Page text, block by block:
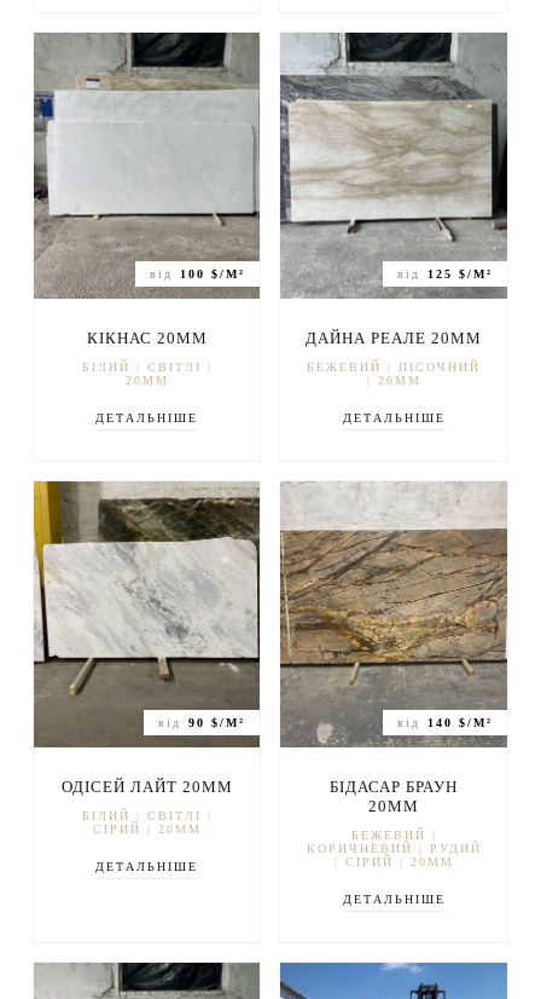
від 100 $/М²
КІКНАС 20ММ
БІЛИЙ | СВІТЛІ |
20ММ
ДЕТАЛЬНІШЕ
від 125 $/М²
ДАЙНА РЕАЛЕ 20ММ
БЕЖЕВИЙ | ПІСОЧНИЙ
| 20ММ
ДЕТАЛЬНІШЕ
від 90 $/М²
ОДІСЕЙ ЛАЙТ 20ММ
БІЛИЙ | СВІТЛІ |
СІРИЙ | 20ММ
ДЕТАЛЬНІШЕ
від 140 $/М²
БІДАСАР БРАУН
20ММ
БЕЖЕВИЙ |
КОРИЧНЕВИЙ | РУДИЙ
| СІРИЙ | 20ММ
ДЕТАЛЬНІШЕ